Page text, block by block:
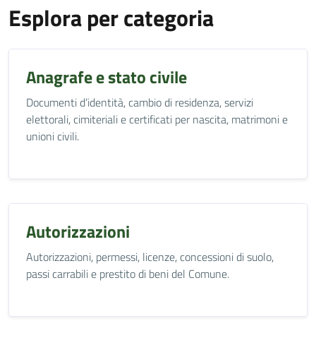
Esplora per categoria
Anagrafe e stato civile
Documenti d’identità, cambio di residenza, servizi
elettorali, cimiteriali e certificati per nascita, matrimoni e
unioni civili.
Autorizzazioni
Autorizzazioni, permessi, licenze, concessioni di suolo,
passi carrabili e prestito di beni del Comune.